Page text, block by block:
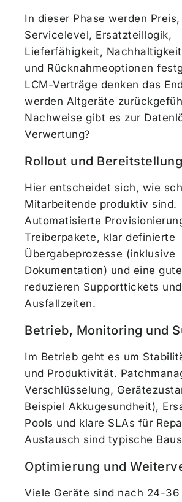
In dieser Phase werden
Servicelevel, Ersatzteillogik,
Lieferfähigkeit,
und Rücknahmeoptionen
LCM-Verträge denken das
werden Altgeräte
Nachweise gibt es zur
Verwertung?
Rollout und Bereitstellung
Hier entscheidet sich, wie
Mitarbeitende produktiv sind.
Automatisierte
Treiberpakete, klar definierte
Übergabeprozesse (inklusive
Dokumentation) und eine
reduzieren Supporttickets und
Ausfallzeiten.
Betrieb, Monitoring und
Im Betrieb geht es um
und Produktivität.
Verschlüsselung,
Beispiel Akkugesundheit),
Pools und klare SLAs für
Austausch sind typische
Optimierung und
Viele Geräte sind nach 24-